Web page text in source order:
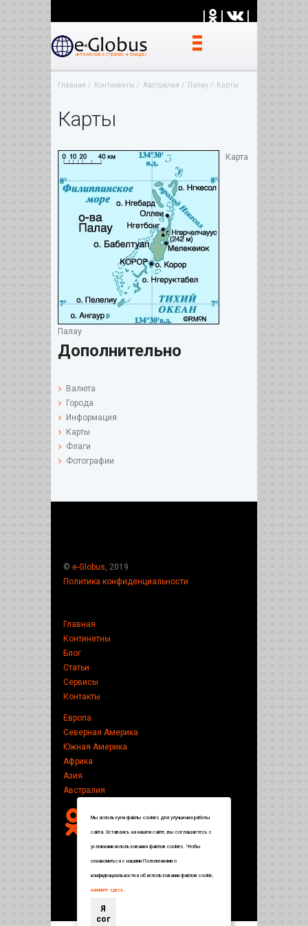
| | |
Главная Континенты Австралия Палау Карты
Карты
Карта
Палау
Дополнительно
Валюта
Города
Информация
Карты
Флаги
Фотографии
© e-Globus , 2019
Политика конфиденциальности
Главная
Континетны
Блог
Статьи
Сервисы
Контакты
Европа
Северная Америка
Южная Америка
Африка
Азия
Австралия
Мы используем файлы cookies для улучшения работы
сайта. Оставаясь на нашем сайте, вы соглашаетесь с
условиями использования файлов cookies. Чтобы
ознакомиться с нашими Положениями о
конфиденциальности и об использовании файлов cookie,
нажмите здесь.
Я
сог